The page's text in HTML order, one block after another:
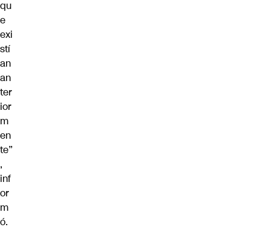
qu
e
exi
stí
an
an
ter
ior
m
en
te”
,
inf
or
m
ó.